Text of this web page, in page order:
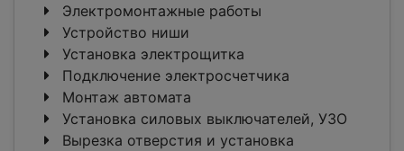
Электромонтажные работы
Устройство ниши
Установка электрощитка
Подключение электросчетчика
Монтаж автомата
Установка силовых выключателей, УЗО
Вырезка отверстия и установка